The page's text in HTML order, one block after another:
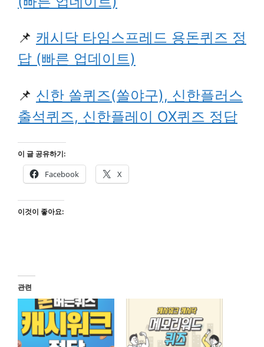
📌 캐시닥 타임스프레드 용돈퀴즈 정
답 (빠른 업데이트)
📌 신한 쏠퀴즈(쏠야구), 신한플러스
출석퀴즈, 신한플레이 OX퀴즈 정답
이 글 공유하기:
Facebook X
이것이 좋아요:
관련